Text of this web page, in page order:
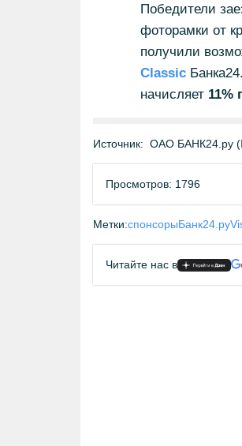
Победители
фоторамки от
получили
Classic
начисляет 11%
Источник: ОАО БАНК24.ру
Просмотров: 1796
Метки:спонсорыБанк24.ру
Читайте нас в